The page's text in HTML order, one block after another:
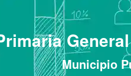
Municipio